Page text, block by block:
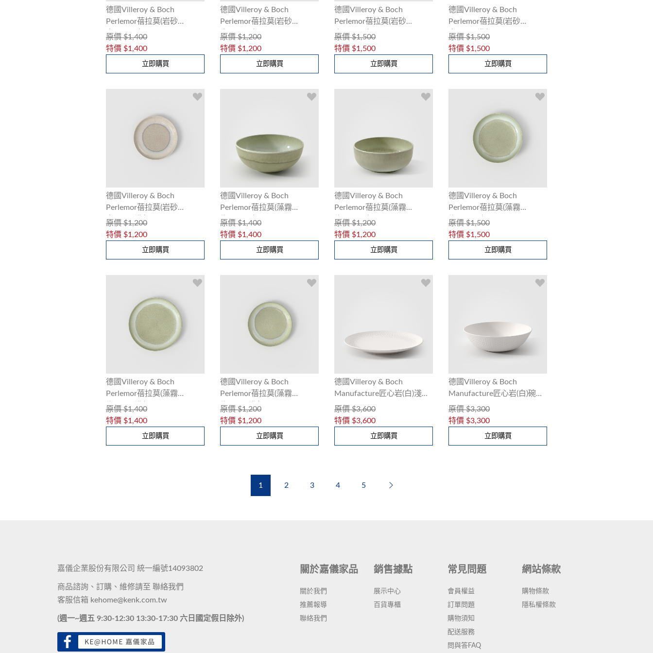
德國Villeroy & Boch
Perlemor蓓拉莫(岩砂
米)17cm碗
原價 $1,400
特價 $1,400
立即購買
德國Villeroy & Boch
Perlemor蓓拉莫(岩砂
米)15cm碗
原價 $1,200
特價 $1,200
立即購買
德國Villeroy & Boch
Perlemor蓓拉莫(岩砂
米)22cm碗
原價 $1,500
特價 $1,500
立即購買
德國Villeroy & Boch
Perlemor蓓拉莫(岩砂
米)27cm淺盤
原價 $1,500
特價 $1,500
立即購買
德國Villeroy & Boch
Perlemor蓓拉莫(岩砂
米)20cm淺盤
原價 $1,200
特價 $1,200
立即購買
德國Villeroy & Boch
Perlemor蓓拉莫(藻霧
綠)17cm碗
原價 $1,400
特價 $1,400
立即購買
德國Villeroy & Boch
Perlemor蓓拉莫(藻霧
綠)15cm碗
原價 $1,200
特價 $1,200
立即購買
德國Villeroy & Boch
Perlemor蓓拉莫(藻霧
綠)22cm碗
原價 $1,500
特價 $1,500
立即購買
德國Villeroy & Boch
Perlemor蓓拉莫(藻霧
綠)24cm淺盤
原價 $1,400
特價 $1,400
立即購買
德國Villeroy & Boch
Perlemor蓓拉莫(藻霧
綠)20cm淺盤
原價 $1,200
特價 $1,200
立即購買
德國Villeroy & Boch
Manufacture匠心岩(白)淺盤
32cm
原價 $3,600
特價 $3,600
立即購買
德國Villeroy & Boch
Manufacture匠心岩(白)碗
27cm
原價 $3,300
特價 $3,300
立即購買
1 2 3 4 5
嘉儀企業股份有限公司 統一編號14093802
商品諮詢、訂購、維修請至 聯絡我們
客服信箱 kehome@kenk.com.tw
(週一~週五 9:30-12:30 13:30-17:30 六日國定假日除外)
關於嘉儀家品
關於我們
推薦報導
聯絡我們
銷售據點
展示中心
百貨專櫃
常見問題
會員權益
訂單問題
購物須知
配送服務
問與答FAQ
網站條款
購物條款
隱私權條款